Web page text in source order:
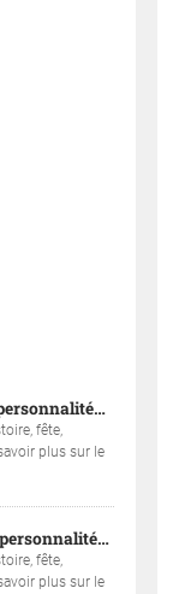
fête,
plus sur le
fête,
plus sur le